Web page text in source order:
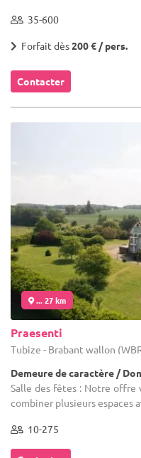
35-600
Forfait dès200 € / pers.
Contacter
... 27 km
Praesenti
Tubize - Brabant wallon
Demeure de caractère /
Salle des fêtes : Notre offre
combiner plusieurs espaces
10-275